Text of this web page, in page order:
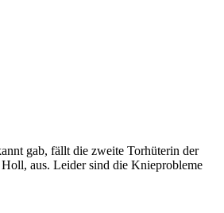
gab, fällt die zweite Torhüterin der
aus. Leider sind die Knieprobleme